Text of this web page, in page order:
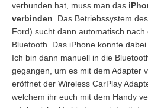
verbunden hat, muss man das
verbinden. Das Betriebssystem
Ford) sucht dann automatisch
Bluetooth. Das iPhone konnte
Ich bin dann manuell in die
gegangen, um es mit dem Adapter
eröffnet der Wireless CarPlay
welchem ihr euch mit dem Handy